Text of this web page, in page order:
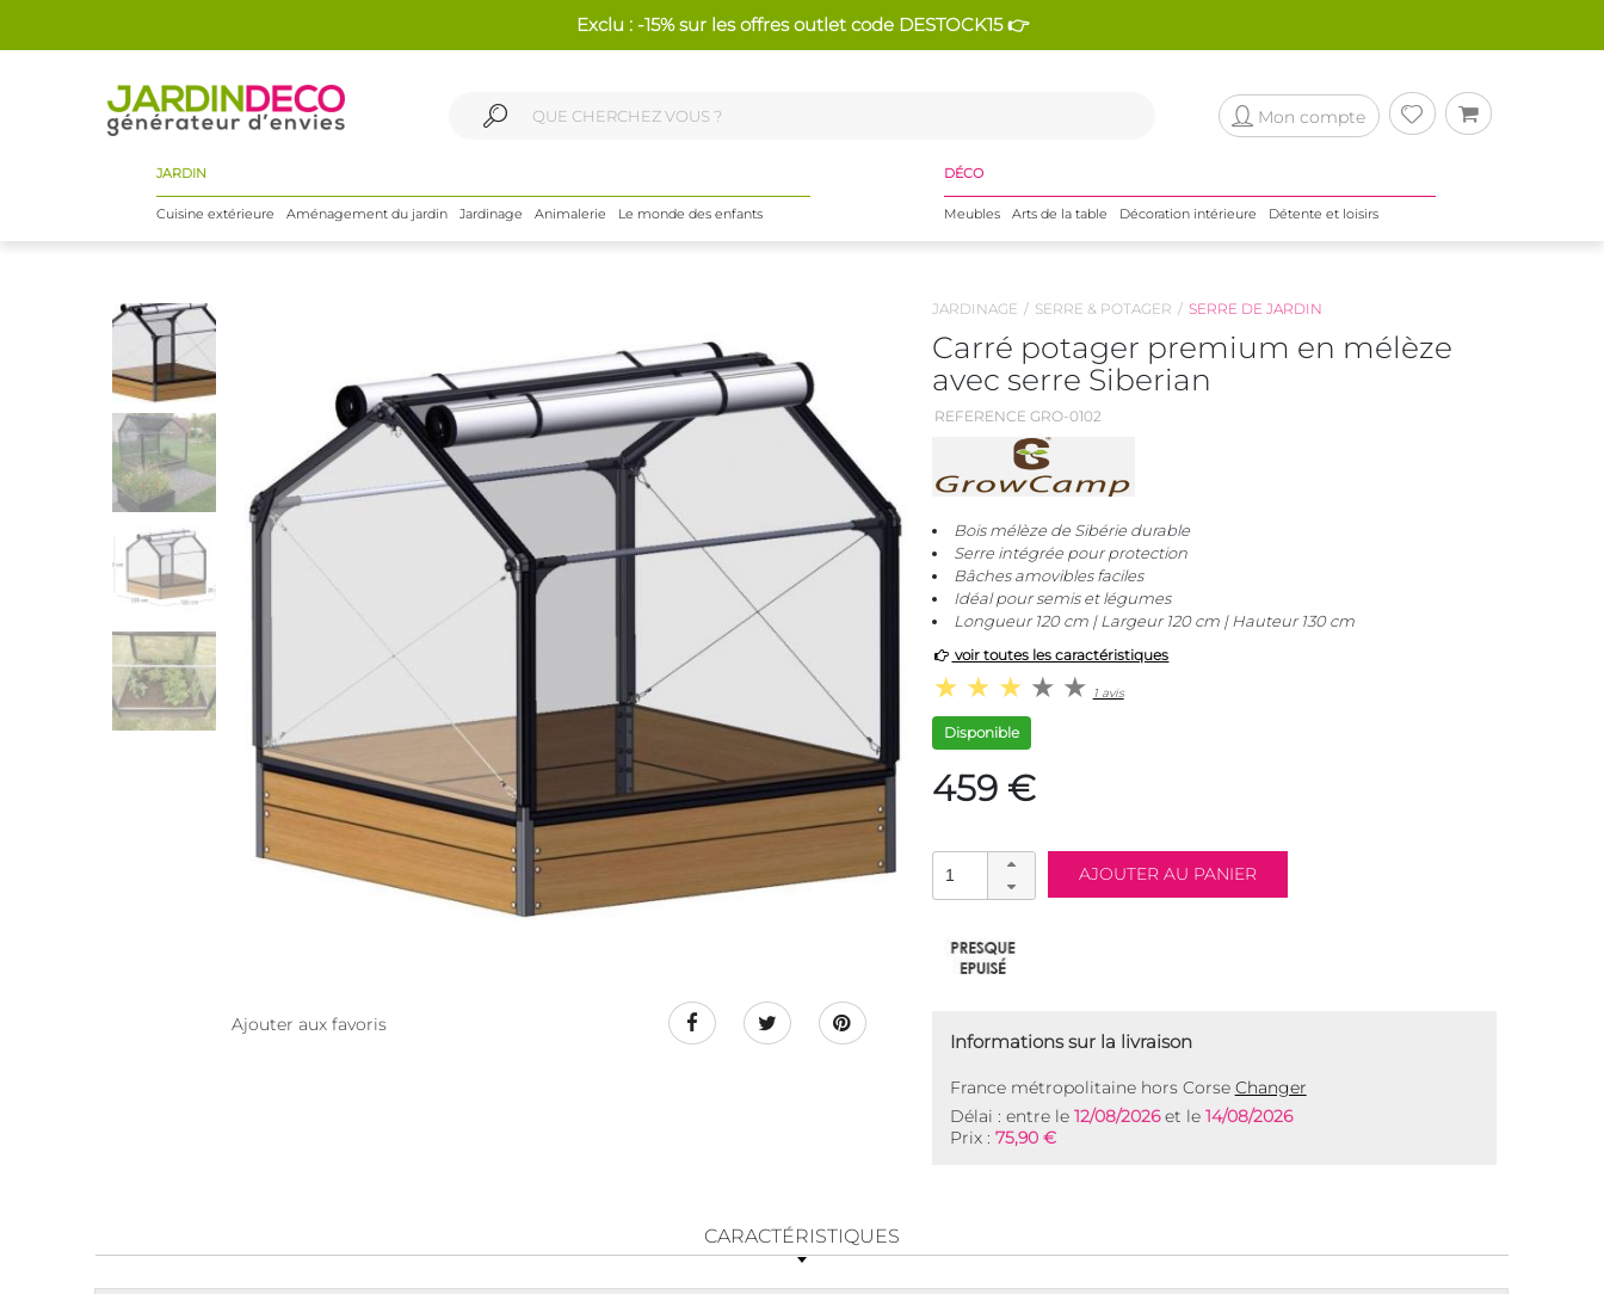
Exclu : -15% sur les offres outlet code DESTOCK15 👉
Mon compte
JARDIN
Cuisine extérieure Aménagement du jardin Jardinage Animalerie Le monde des enfants
DÉCO
Meubles Arts de la table Décoration intérieure Détente et loisirs
Ajouter aux favoris
JARDINAGE SERRE & POTAGER SERRE DE JARDIN
Carré potager premium en mélèze
avec serre Siberian
REFERENCE GRO-0102
Bois mélèze de Sibérie durable
Serre intégrée pour protection
Bâches amovibles faciles
Idéal pour semis et légumes
Longueur 120 cm | Largeur 120 cm | Hauteur 130 cm
voir toutes les caractéristiques
1 avis
Disponible
459 €
Informations sur la livraison
France métropolitaine hors Corse Changer
Délai : entre le 12/08/2026et le 14/08/2026
Prix : 75,90 €
CARACTÉRISTIQUES